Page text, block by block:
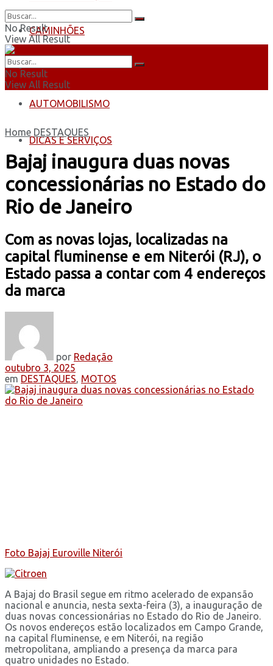
CAMINHÕES
ÔNIBUS
AUTOMOBILISMO
DICAS E SERVIÇOS
No Result
View All Result
No Result
View All Result
Home DESTAQUES
Bajaj inaugura duas novas
concessionárias no Estado do
Rio de Janeiro
Com as novas lojas, localizadas na
capital fluminense e em Niterói (RJ), o
Estado passa a contar com 4 endereços
da marca
por Redação
outubro 3, 2025
em DESTAQUES, MOTOS
Foto Bajaj Euroville Niterói
A Bajaj do Brasil segue em ritmo acelerado de expansão
nacional e anuncia, nesta sexta-feira (3), a inauguração de
duas novas concessionárias no Estado do Rio de Janeiro.
Os novos endereços estão localizados em Campo Grande,
na capital fluminense, e em Niterói, na região
metropolitana, ampliando a presença da marca para
quatro unidades no Estado.